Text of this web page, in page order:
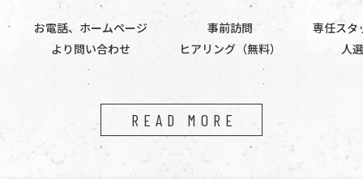
お電話、ホームページ
より問い合わせ
事前訪問
ヒアリング（無料）
専任スタ
人選
READ MORE